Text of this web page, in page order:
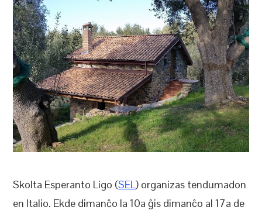
Skolta Esperanto Ligo (SEL) organizas tendumadon
en Italio. Ekde dimanĉo la 10a ĝis dimanĉo al 17a de